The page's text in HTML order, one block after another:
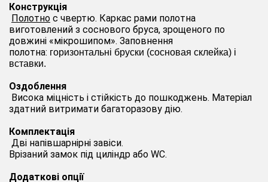
Конструкція
Полотно c чвертю. Каркас рами полотна
виготовлений з соснового бруса, зрощеного по
довжині «мікрошипом». Заповнення
полотна: горизонтальні бруски (сосновая склейка) і
вставки.
Оздоблення
Висока міцність і стійкість до пошкоджень. Матеріал
здатний витримати багаторазову дію.
Комплектація
Дві напівшарнірні завіси.
Врізаний замок під циліндр або WC.
Додаткові опції